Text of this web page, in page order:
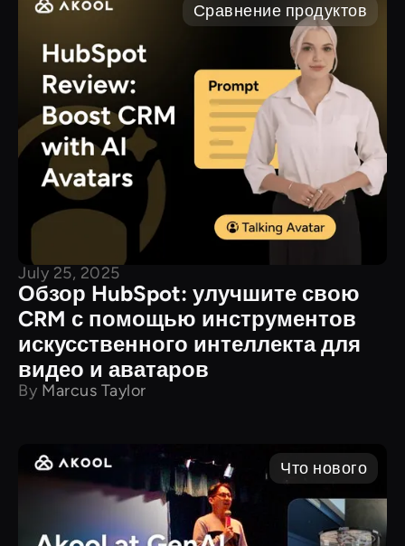
Сравнение продуктов
July 25, 2025
Обзор HubSpot: улучшите свою
CRM с помощью инструментов
искусственного интеллекта для
видео и аватаров
By Marcus Taylor
Что нового